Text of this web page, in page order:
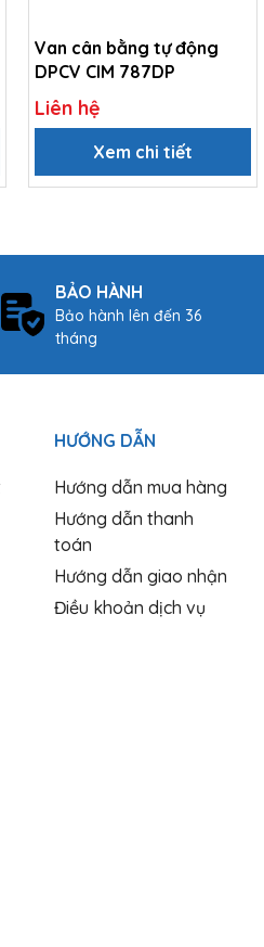
Van cân bằng tự động
DPCV CIM 787DP
Liên hệ
Xem chi tiết
BẢO HÀNH
Bảo hành lên đến 36
tháng
HƯỚNG DẪN
Hướng dẫn mua hàng
Hướng dẫn thanh
toán
Hướng dẫn giao nhận
Điều khoản dịch vụ